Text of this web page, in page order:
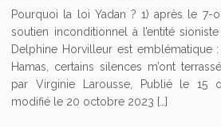
Pourquoi la loi Yadan ? 1) après le 7-
soutien inconditionnel à l’entité
Delphine Horvilleur est emblématique
Hamas, certains silences m’ont
par Virginie Larousse, Publié le 15
modifié le 20 octobre 2023 […]